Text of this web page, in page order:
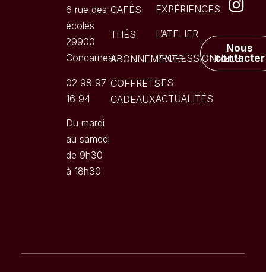
6 rue des
écoles
29900
Concarneau
02 98 97
16 94
Du mardi
au samedi
de 9h30
à 18h30
CAFÉS
THÉS
ABONNEMENTS
COFFRETS
CADEAUX
EXPÉRIENCES
L’ATELIER
PROFESSIONNELS
LES
ACTUALITÉS
Nous
contacter